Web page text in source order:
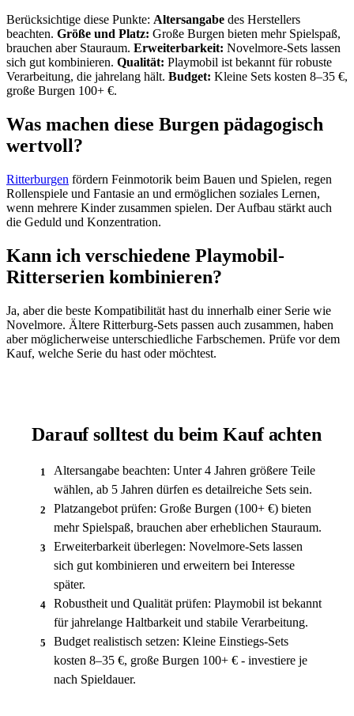
Berücksichtige diese Punkte: Altersangabe des Herstellers
beachten. Größe und Platz: Große Burgen bieten mehr Spielspaß,
brauchen aber Stauraum. Erweiterbarkeit: Novelmore-Sets lassen
sich gut kombinieren. Qualität: Playmobil ist bekannt für robuste
Verarbeitung, die jahrelang hält. Budget: Kleine Sets kosten 8–35 €,
große Burgen 100+ €.
Was machen diese Burgen pädagogisch
wertvoll?
Ritterburgen fördern Feinmotorik beim Bauen und Spielen, regen
Rollenspiele und Fantasie an und ermöglichen soziales Lernen,
wenn mehrere Kinder zusammen spielen. Der Aufbau stärkt auch
die Geduld und Konzentration.
Kann ich verschiedene Playmobil-
Ritterserien kombinieren?
Ja, aber die beste Kompatibilität hast du innerhalb einer Serie wie
Novelmore. Ältere Ritterburg-Sets passen auch zusammen, haben
aber möglicherweise unterschiedliche Farbschemen. Prüfe vor dem
Kauf, welche Serie du hast oder möchtest.
Darauf solltest du beim Kauf achten
1
Altersangabe beachten: Unter 4 Jahren größere Teile
wählen, ab 5 Jahren dürfen es detailreiche Sets sein.
2
Platzangebot prüfen: Große Burgen (100+ €) bieten
mehr Spielspaß, brauchen aber erheblichen Stauraum.
3
Erweiterbarkeit überlegen: Novelmore-Sets lassen
sich gut kombinieren und erweitern bei Interesse
später.
4
Robustheit und Qualität prüfen: Playmobil ist bekannt
für jahrelange Haltbarkeit und stabile Verarbeitung.
5
Budget realistisch setzen: Kleine Einstiegs-Sets
kosten 8–35 €, große Burgen 100+ € - investiere je
nach Spieldauer.